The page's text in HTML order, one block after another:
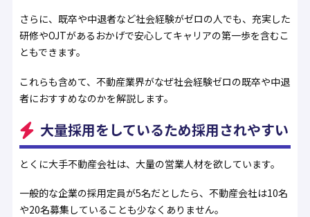
さらに、既卒や中退者など社会経験がゼロの人でも、充実した
研修やOJTがあるおかげで安心してキャリアの第一歩を含むこ
ともできます。
これらも含めて、不動産業界がなぜ社会経験ゼロの既卒や中退
者におすすめなのかを解説します。
大量採用をしているため採用されやすい
とくに大手不動産会社は、大量の営業人材を欲しています。
一般的な企業の採用定員が5名だとしたら、不動産会社は10名
や20名募集していることも少なくありません。